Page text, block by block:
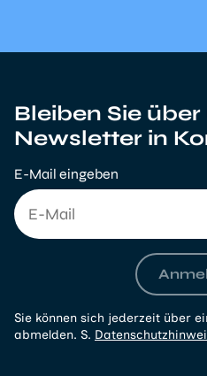
Bleiben Sie
Newsletter in
E-Mail eingeben
Sie können sich jederzeit über
abmelden. S.